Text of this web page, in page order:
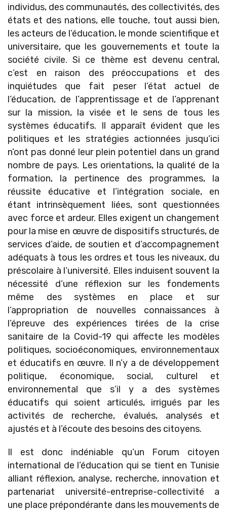
individus, des communautés, des collectivités, des
états et des nations, elle touche, tout aussi bien,
les acteurs de l’éducation, le monde scientifique et
universitaire, que les gouvernements et toute la
société civile. Si ce thème est devenu central,
c’est en raison des préoccupations et des
inquiétudes que fait peser l’état actuel de
l’éducation, de l’apprentissage et de l’apprenant
sur la mission, la visée et le sens de tous les
systèmes éducatifs. Il apparaît évident que les
politiques et les stratégies actionnées jusqu’ici
n’ont pas donné leur plein potentiel dans un grand
nombre de pays. Les orientations, la qualité de la
formation, la pertinence des programmes, la
réussite éducative et l’intégration sociale, en
étant intrinsèquement liées, sont questionnées
avec force et ardeur. Elles exigent un changement
pour la mise en œuvre de dispositifs structurés, de
services d’aide, de soutien et d’accompagnement
adéquats à tous les ordres et tous les niveaux, du
préscolaire à l’université. Elles induisent souvent la
nécessité d’une réflexion sur les fondements
même des systèmes en place et sur
l’appropriation de nouvelles connaissances à
l’épreuve des expériences tirées de la crise
sanitaire de la Covid-19 qui affecte les modèles
politiques, socioéconomiques, environnementaux
et éducatifs en œuvre. Il n’y a de développement
politique, économique, social, culturel et
environnemental que s’il y a des systèmes
éducatifs qui soient articulés, irrigués par les
activités de recherche, évalués, analysés et
ajustés et à l’écoute des besoins des citoyens.
Il est donc indéniable qu’un Forum citoyen
international de l’éducation qui se tient en Tunisie
alliant réflexion, analyse, recherche, innovation et
partenariat université-entreprise-collectivité a
une place prépondérante dans les mouvements de